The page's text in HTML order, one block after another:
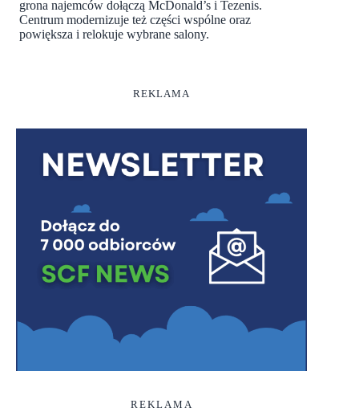
grona najemców dołączą McDonald’s i Tezenis.
Centrum modernizuje też części wspólne oraz
powiększa i relokuje wybrane salony.
REKLAMA
REKLAMA